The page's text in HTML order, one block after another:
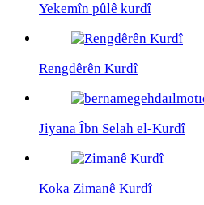
Yekemîn pûlê kurdî
Rengdêrên Kurdî
Jiyana Îbn Selah el-Kurdî
Koka Zimanê Kurdî